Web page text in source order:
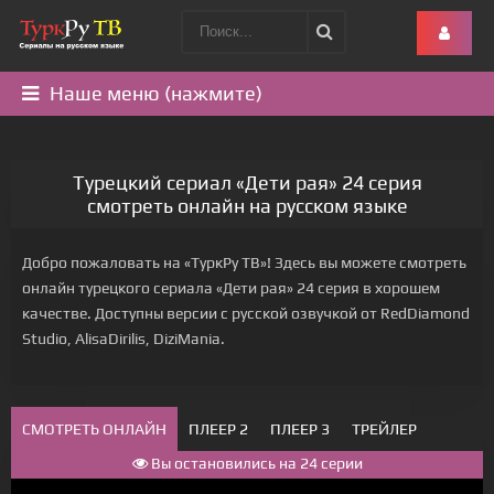
Наше меню (нажмите)
Турецкий сериал «Дети рая» 24 серия
смотреть онлайн на русском языке
Добро пожаловать на «ТуркРу ТВ»! Здесь вы можете смотреть
онлайн турецкого сериала «Дети рая» 24 серия в хорошем
качестве. Доступны версии с русской озвучкой от RedDiamond
Studio, AlisaDirilis, DiziMania.
СМОТРЕТЬ ОНЛАЙН ПЛЕЕР 2 ПЛЕЕР 3
ТРЕЙЛЕР
Вы остановились на 24 серии